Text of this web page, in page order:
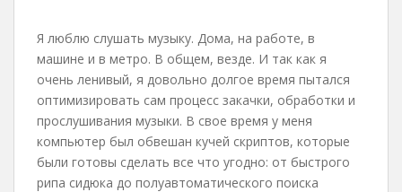
Я люблю слушать музыку. Дома, на работе, в
машине и в метро. В общем, везде. И так как я
очень ленивый, я довольно долгое время пытался
оптимизировать сам процесс закачки, обработки и
прослушивания музыки. В свое время у меня
компьютер был обвешан кучей скриптов, которые
были готовы сделать все что угодно: от быстрого
рипа сидюка до полуавтоматического поиска